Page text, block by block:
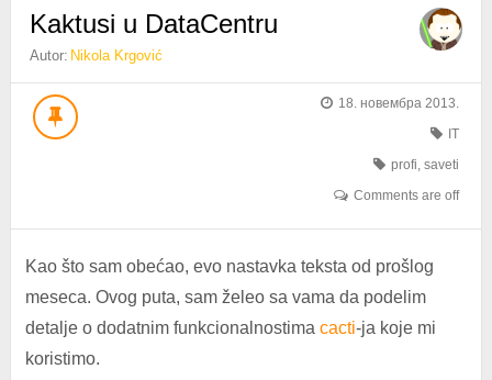
Kaktusi u DataCentru
Autor: Nikola Krgović
18. новембра 2013.
IT
profi,saveti
Comments are off
Kao što sam obećao, evo nastavka teksta od prošlog
meseca. Ovog puta, sam želeo sa vama da podelim
detalje o dodatnim funkcionalnostima cacti-ja koje mi
koristimo.